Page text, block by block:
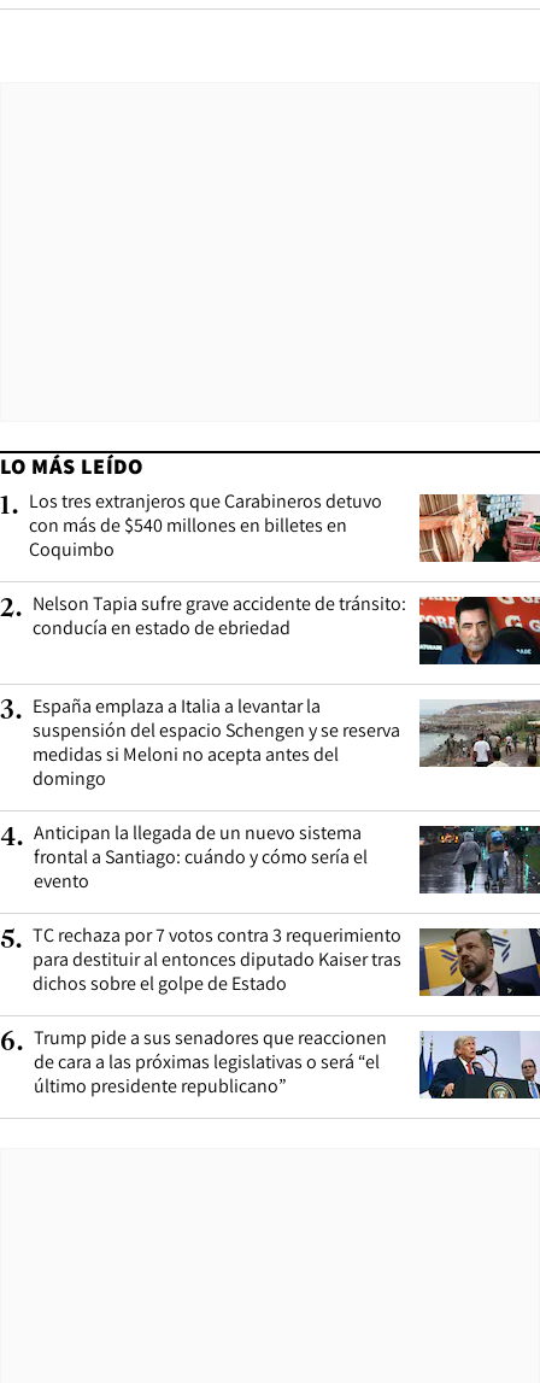
LO MÁS LEÍDO
1. Los tres extranjeros que Carabineros detuvo
con más de $540 millones en billetes en
Coquimbo
2. Nelson Tapia sufre grave accidente de tránsito:
conducía en estado de ebriedad
3. España emplaza a Italia a levantar la
suspensión del espacio Schengen y se reserva
medidas si Meloni no acepta antes del
domingo
4. Anticipan la llegada de un nuevo sistema
frontal a Santiago: cuándo y cómo sería el
evento
5. TC rechaza por 7 votos contra 3 requerimiento
para destituir al entonces diputado Kaiser tras
dichos sobre el golpe de Estado
6. Trump pide a sus senadores que reaccionen
de cara a las próximas legislativas o será “el
último presidente republicano”